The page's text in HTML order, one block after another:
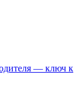
— ключ к